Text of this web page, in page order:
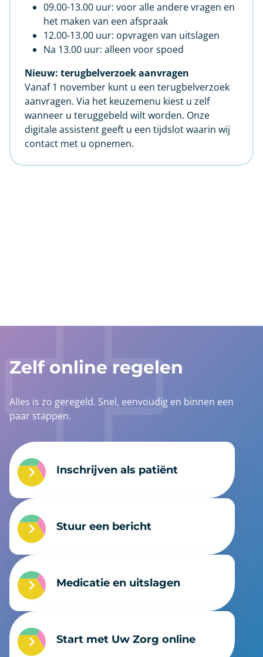
09.00-13.00 uur: voor alle andere vragen en
het maken van een afspraak
12.00-13.00 uur: opvragen van uitslagen
Na 13.00 uur: alleen voor spoed
Nieuw: terugbelverzoek aanvragen
Vanaf 1 november kunt u een terugbelverzoek
aanvragen. Via het keuzemenu kiest u zelf
wanneer u teruggebeld wilt worden. Onze
digitale assistent geeft u een tijdslot waarin wij
contact met u opnemen.
Zelf online regelen
Alles is zo geregeld. Snel, eenvoudig en binnen een
paar stappen.
Inschrijven als patiënt
Stuur een bericht
Medicatie en uitslagen
Start met Uw Zorg online